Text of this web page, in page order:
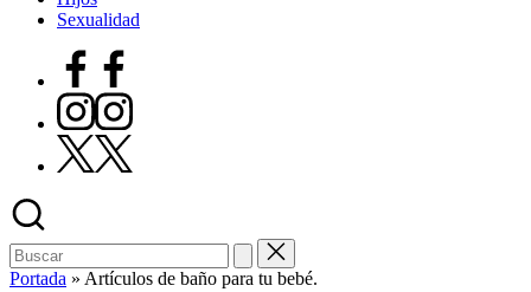
Sexualidad
Facebook
instagram
Twitter
Buscar:
Portada » Artículos de baño para tu bebé.